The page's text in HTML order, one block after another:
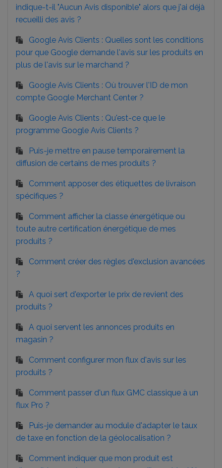
indique-t-il "Aucun Avis disponible" alors que j'ai déjà
recueilli des avis ?
Google Avis Clients : Quelles sont les conditions
pour que Google demande l'avis sur les produits en
plus de l'avis sur le marchand ?
Google Avis Clients : Où trouver l'ID de mon
compte Google Merchant Center ?
Google Avis Clients : Qu'est-ce que le
programme Google Avis Clients ?
Puis-je mettre en pause temporairement la
diffusion de certains de mes produits ?
Comment apposer des étiquettes de livraison
spécifiques ?
Comment afficher la classe énergétique ou
toute autre certification énergétique de mes
produits ?
Comment créer des règles d'exclusion avancées
?
A quoi sert d'exporter le prix de revient des
produits ?
A quoi servent les annonces produits en
magasin ?
Comment configurer mon flux d'avis sur les
produits ?
Comment passer d'un flux GMC classique à un
flux Pro ?
Puis-je demander au module d'adapter le taux
de taxe en fonction de la géolocalisation ?
Comment indiquer que mon produit est